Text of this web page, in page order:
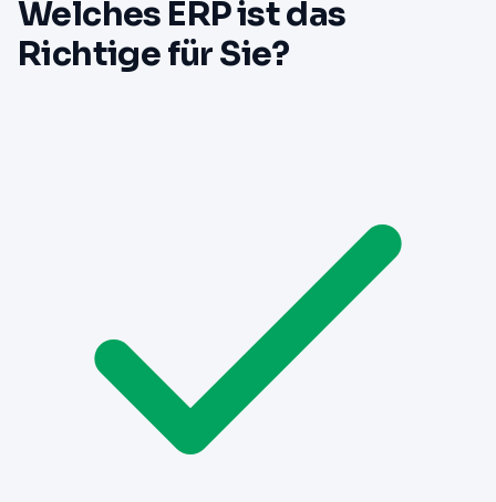
Welches ERP ist das
Richtige für Sie?